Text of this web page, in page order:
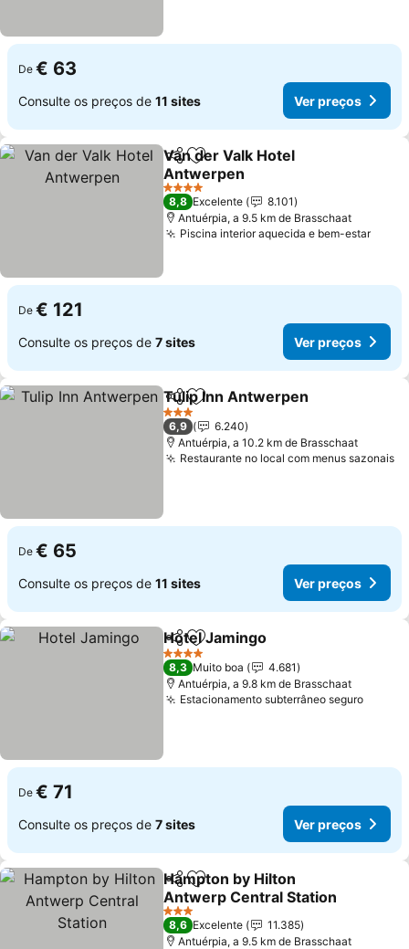
De € 63
Consulte os preços de 11 sites Ver preços
PartilharAdicionar aos favoritos
Van der Valk Hotel
Antwerpen
4 Estrelas
8,8 Excelente
8.101
Antuérpia, a 9.5 km de Brasschaat
Piscina interior aquecida e bem-estar
De € 121
Consulte os preços de 7 sites Ver preços
PartilharAdicionar aos favoritos
Tulip Inn Antwerpen
3 Estrelas
6,9
6.240
Antuérpia, a 10.2 km de Brasschaat
Restaurante no local com menus sazonais
De € 65
Consulte os preços de 11 sites Ver preços
PartilharAdicionar aos favoritos
Hotel Jamingo
4 Estrelas
8,3 Muito boa
4.681
Antuérpia, a 9.8 km de Brasschaat
Estacionamento subterrâneo seguro
De € 71
Consulte os preços de 7 sites Ver preços
PartilharAdicionar aos favoritos
Hampton by Hilton
Antwerp Central Station
3 Estrelas
8,6 Excelente
11.385
Antuérpia, a 9.5 km de Brasschaat